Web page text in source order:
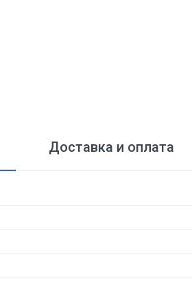
Доставка и оплата